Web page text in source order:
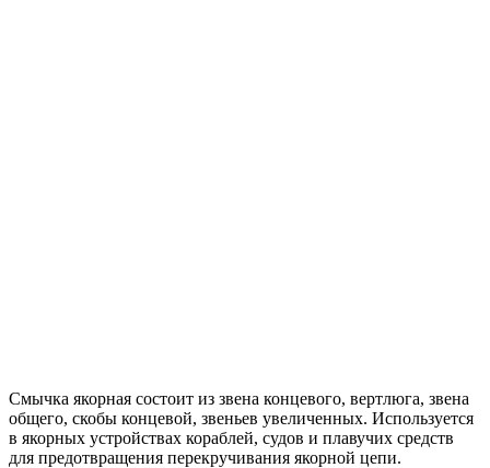
Смычка якорная состоит из звена концевого, вертлюга, звена
общего, скобы концевой, звеньев увеличенных. Используется
в якорных устройствах кораблей, судов и плавучих средств
для предотвращения перекручивания якорной цепи.